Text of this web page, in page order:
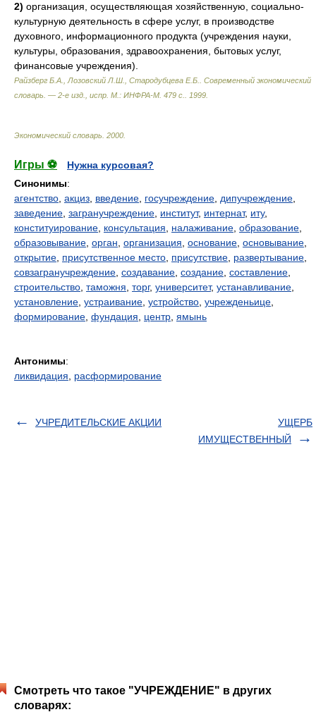
2) организация, осуществляющая хозяйственную, социально-
культурную деятельность в сфере услуг, в производстве
духовного, информационного продукта (учреждения науки,
культуры, образования, здравоохранения, бытовых услуг,
финансовые учреждения).
Райзберг Б.А., Лозовский Л.Ш., Стародубцева Е.Б.
Современный экономический
словарь. — 2-е изд., испр. М.: ИНФРА-М. 479 с.
1999
Экономический словарь 2000
Игры ⚽
Нужна курсовая?
Синонимы:
агентство акциз введение госучреждение дипучреждение
заведение загранучреждение институт, интернат, иту,
конституирование консультация налаживание образование
образовывание орган организация основание основывание
открытие присутственное место присутствие развертывание
совзагранучреждение создавание создание составление
строительство таможня торг, университет, устанавливание
установление устраивание устройство учрежденьице
формирование фундация центр ямынь
Антонимы:
ликвидация
расформирование
УЧРЕДИТЕЛЬСКИЕ АКЦИИ
УЩЕРБ
ИМУЩЕСТВЕННЫЙ
Смотреть что такое "УЧРЕЖДЕНИЕ" в других
словарях: